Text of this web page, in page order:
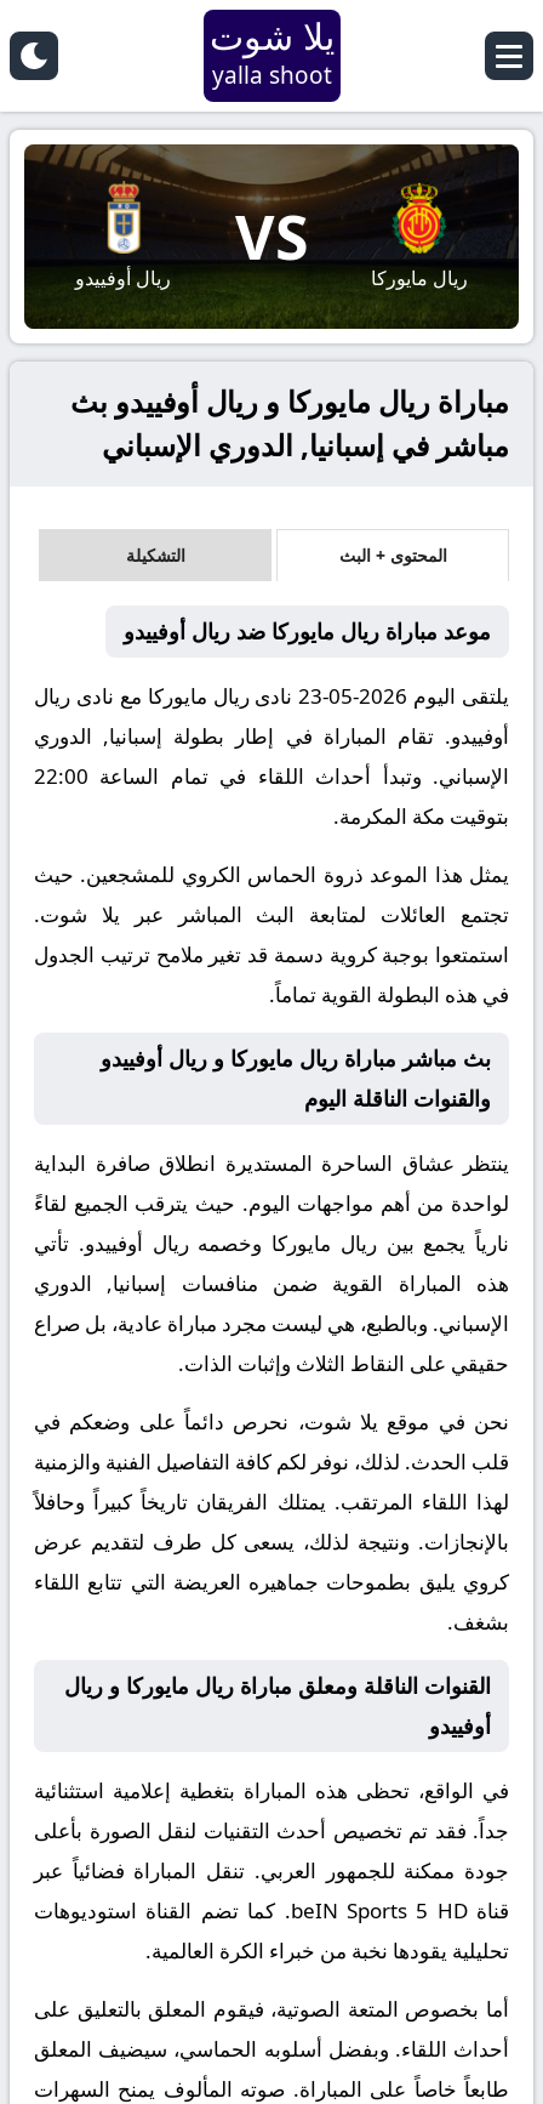
يلا شوت
yalla shoot
ريال مايوركا
VS
ريال أوفييدو
مباراة ريال مايوركا و ريال أوفييدو بث
مباشر في إسبانيا, الدوري الإسباني
المحتوى + البث التشكيلة
موعد مباراة ريال مايوركا ضد ريال أوفييدو
يلتقى اليوم 2026-05-23 نادى ريال مايوركا مع نادى ريال
أوفييدو. تقام المباراة في إطار بطولة إسبانيا, الدوري
الإسباني. وتبدأ أحداث اللقاء في تمام الساعة 22:00
بتوقيت مكة المكرمة.
يمثل هذا الموعد ذروة الحماس الكروي للمشجعين. حيث
تجتمع العائلات لمتابعة البث المباشر عبر يلا شوت.
استمتعوا بوجبة كروية دسمة قد تغير ملامح ترتيب الجدول
في هذه البطولة القوية تماماً.
بث مباشر مباراة ريال مايوركا و ريال أوفييدو
والقنوات الناقلة اليوم
ينتظر عشاق الساحرة المستديرة انطلاق صافرة البداية
لواحدة من أهم مواجهات اليوم. حيث يترقب الجميع لقاءً
نارياً يجمع بينريال مايوركا وخصمهريال أوفييدو. تأتي
هذه المباراة القوية ضمن منافسات إسبانيا, الدوري
الإسباني. وبالطبع، هي ليست مجرد مباراة عادية، بل صراع
حقيقي على النقاط الثلاث وإثبات الذات.
نحن في موقع يلا شوت، نحرص دائماً على وضعكم في
قلب الحدث. لذلك، نوفر لكم كافة التفاصيل الفنية والزمنية
لهذا اللقاء المرتقب. يمتلك الفريقان تاريخاً كبيراً وحافلاً
بالإنجازات. ونتيجة لذلك، يسعى كل طرف لتقديم عرض
كروي يليق بطموحات جماهيره العريضة التي تتابع اللقاء
بشغف.
القنوات الناقلة ومعلق مباراة ريال مايوركا و ريال
أوفييدو
في الواقع، تحظى هذه المباراة بتغطية إعلامية استثنائية
جداً. فقد تم تخصيص أحدث التقنيات لنقل الصورة بأعلى
جودة ممكنة للجمهور العربي. تنقل المباراة فضائياً عبر
قناةbeIN Sports 5 HD. كما تضم القناة استوديوهات
تحليلية يقودها نخبة من خبراء الكرة العالمية.
أما بخصوص المتعة الصوتية، فيقوم المعلق بالتعليق على
أحداث اللقاء. وبفضل أسلوبه الحماسي، سيضيف المعلق
طابعاً خاصاً على المباراة. صوته المألوف يمنح السهرات